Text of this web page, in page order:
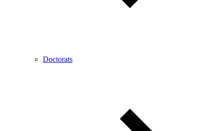
Doctorats